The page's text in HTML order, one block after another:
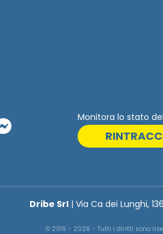
Monitora lo stato
Dribe Srl| Via Ca dei Lunghi,
© 2016 - 2026 - Tutti i diritti sono